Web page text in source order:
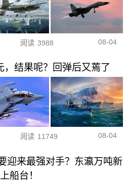
阅读 3988 08-04
，结果呢？回弹后又蔫了
阅读 11749 08-04
迎来最强对手？东瀛万吨新
船台！